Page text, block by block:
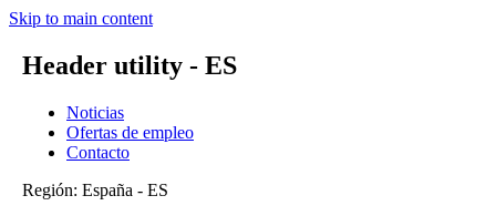
Skip to main content
Header utility - ES
Noticias
Ofertas de empleo
Contacto
Región: España - ES